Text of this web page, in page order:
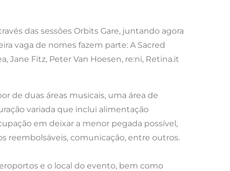
das sessões Orbits Gare, juntando agora
vaga de nomes fazem parte: A Sacred
Jane Fitz, Peter Van Hoesen, re:ni, Retina.it
de duas áreas musicais, uma área de
variada que inclui alimentação
em deixar a menor pegada possível,
reembolsáveis, comunicação, entre outros.
e o local do evento, bem como